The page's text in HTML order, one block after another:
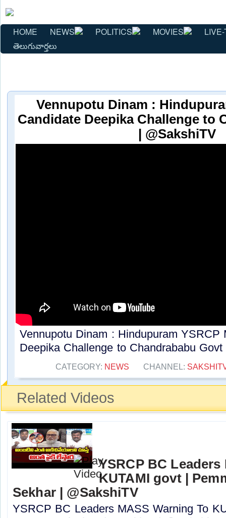
HOME NEWS POLITICS MOVIES
తెలుగువార్తలు
Vennupotu Dinam :
Candidate Deepika Challenge to
| @SakshiTV
Vennupotu Dinam : Hindupuram YSRCP
Deepika Challenge to Chandrababu
CATEGORY: NEWS CHANNEL:
Related Videos
YSRCP BC
KUTAMI govt |
Sekhar | @SakshiTV
YSRCP BC Leaders MASS Warning To